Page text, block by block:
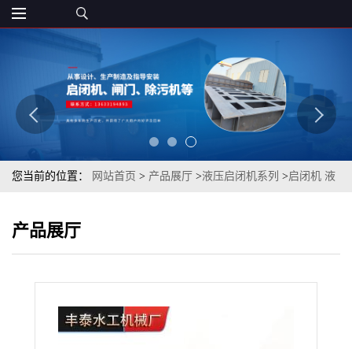
您当前的位置： 网站首页 > 产品展厅 >液压启闭机系列 >启闭机 液
产品展厅